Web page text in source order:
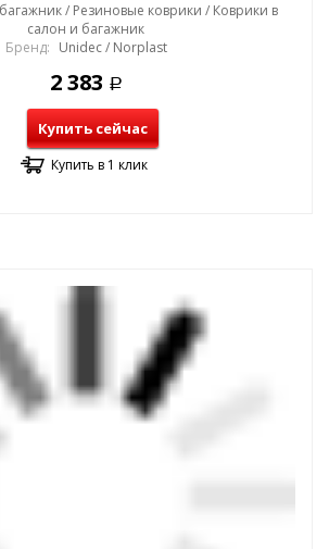
/ Резиновые коврики / Коврики в
салон и багажник
Бренд: Unidec / Norplast
2 383 Р
Купить сейчас
Купить в 1 клик